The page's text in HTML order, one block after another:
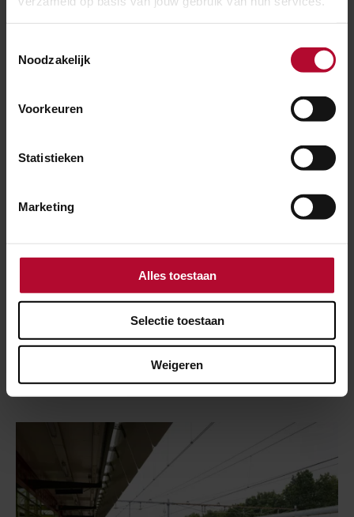
Noodzakelijk
Voorkeuren
Statistieken
Marketing
Alles toestaan
Selectie toestaan
Weigeren
Meer nieuws
Elf dagen hinder voor reizigers tussen
Utrecht en ’s-Hertogenbosch